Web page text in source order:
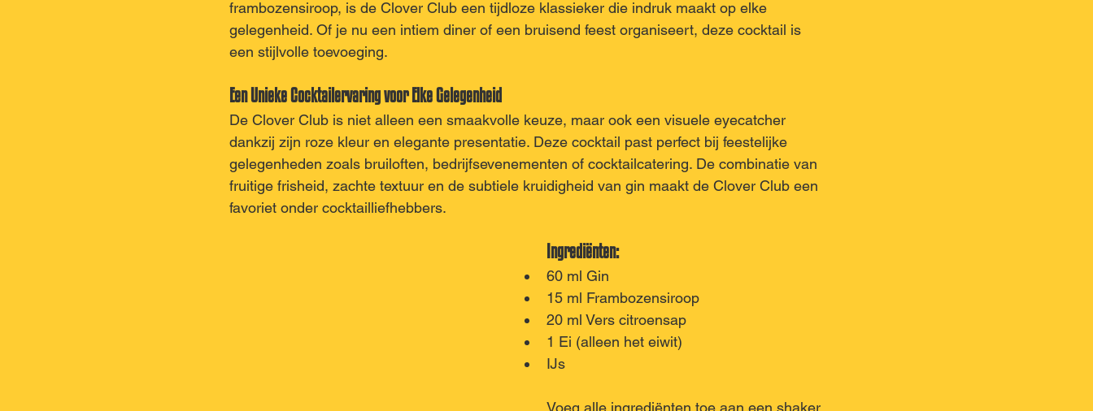
frambozensiroop, is de Clover Club een tijdloze klassieker die indruk maakt op elke
gelegenheid. Of je nu een intiem diner of een bruisend feest organiseert, deze cocktail is
een stijlvolle toevoeging.
Een Unieke Cocktailervaring voor Elke Gelegenheid
De Clover Club is niet alleen een smaakvolle keuze, maar ook een visuele eyecatcher
dankzij zijn roze kleur en elegante presentatie. Deze cocktail past perfect bij feestelijke
gelegenheden zoals bruiloften, bedrijfsevenementen of cocktailcatering. De combinatie van
fruitige frisheid, zachte textuur en de subtiele kruidigheid van gin maakt de Clover Club een
favoriet onder cocktailliefhebbers.
Ingrediënten:
60 ml Gin
15 ml Frambozensiroop
20 ml Vers citroensap
1 Ei (alleen het eiwit)
IJs
Voeg alle ingrediënten toe aan een shaker